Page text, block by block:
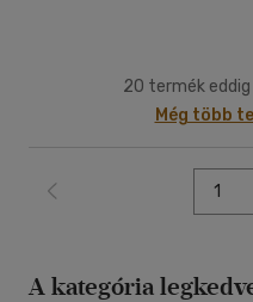
20 termék
Még több
A kategória